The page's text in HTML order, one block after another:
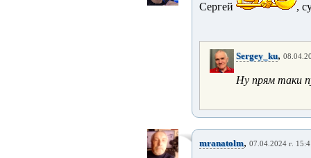
Сергей ,
Sergey_ku,
Ну прям таки
mranatolm, 07.04.2024 г.